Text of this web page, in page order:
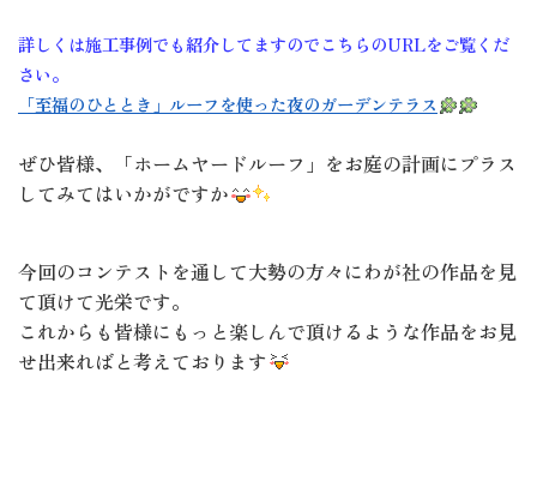
詳しくは施工事例でも紹介してますのでこちらのURLをご覧くだ
さい。
「至福のひととき」ルーフを使った夜のガーデンテラス
ぜひ皆様、「ホームヤードルーフ」をお庭の計画にプラス
してみてはいかがですか
今回のコンテストを通して大勢の方々にわが社の作品を見
て頂けて光栄です。
これからも皆様にもっと楽しんで頂けるような作品をお見
せ出来ればと考えております